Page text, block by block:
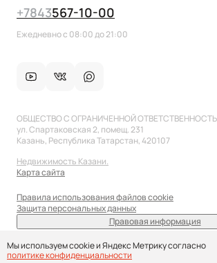
+7843567-10-00
Ежедневно с 08:00 до 21:00
ОБЩЕСТВО С ОГРАНИЧЕННОЙ
ул. Спартаковская 2, помещ. 231
Казань, Республика Татарстан, 420107
Недвижимость Казани.
Карта сайта
Правила использования файлов cookie
Защита персональных данных
Правовая информация
Мы используем cookie и Яндекс Метрику согласно
политике конфиденциальности